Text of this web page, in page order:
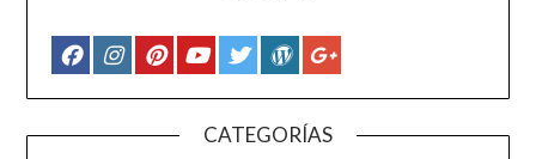
CATEGORÍAS